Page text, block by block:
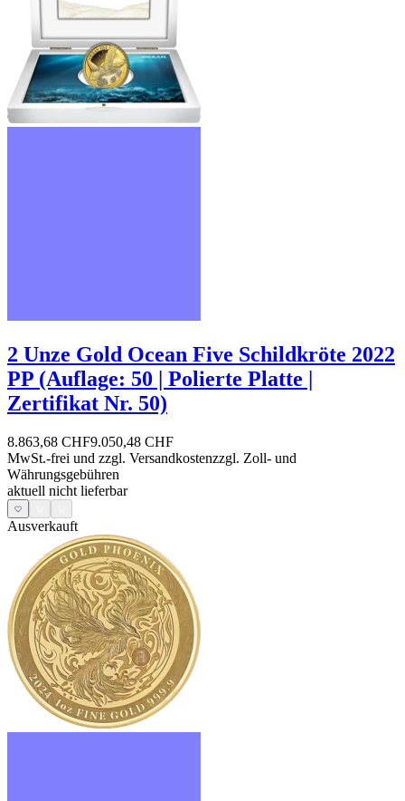
2 Unze Gold Ocean Five Schildkröte 2022
PP (Auflage: 50 | Polierte Platte |
Zertifikat Nr. 50)
8.863,68 CHF9.050,48 CHF
MwSt.-frei und zzgl. Versandkostenzzgl. Zoll- und
Währungsgebühren
aktuell nicht lieferbar
Ausverkauft